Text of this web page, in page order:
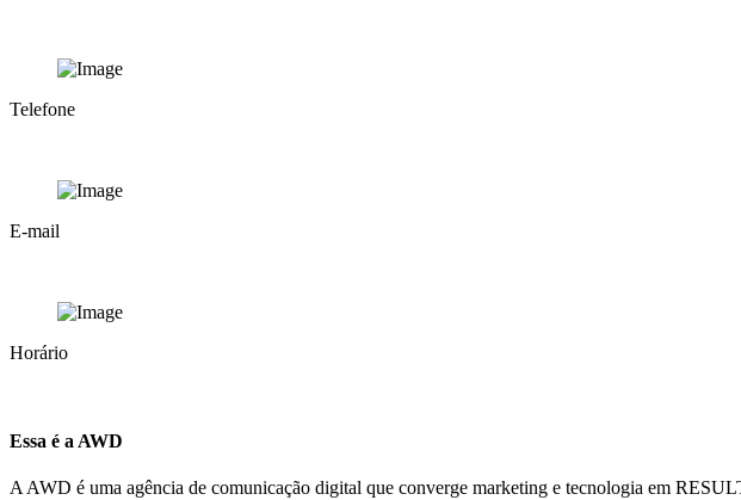
Telefone
E-mail
Horário
Essa é a AWD
A AWD é uma agência de comunicação digital que converge marketing e tecnologia em